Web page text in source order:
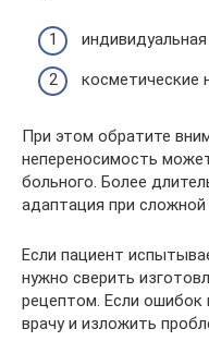
косметические
При этом обратите
непереносимость
больного. Более
адаптация при
Если пациент
нужно сверить
рецептом. Если ошибок
врачу и изложить